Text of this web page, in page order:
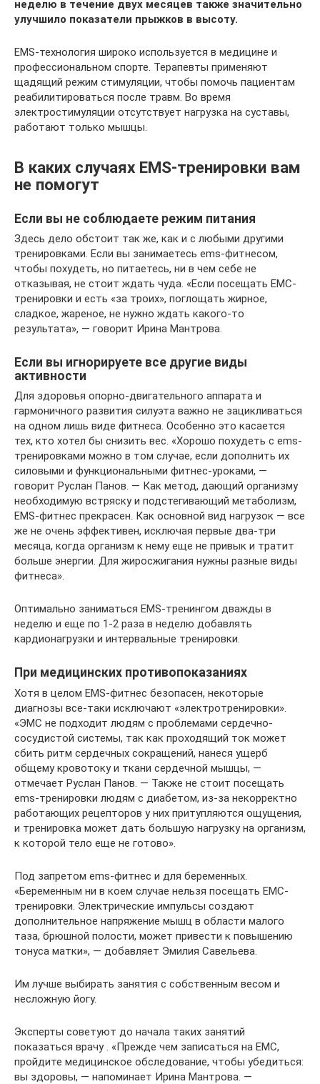
неделю в течение двух месяцев также значительно
улучшило показатели прыжков в высоту.
EMS-технология широко используется в медицине и
профессиональном спорте. Терапевты применяют
щадящий режим стимуляции, чтобы помочь пациентам
реабилитироваться после травм. Во время
электростимуляции отсутствует нагрузка на суставы,
работают только мышцы.
В каких случаях EMS-тренировки вам
не помогут
Если вы не соблюдаете режим питания
Здесь дело обстоит так же, как и с любыми другими
тренировками. Если вы занимаетесь ems-фитнесом,
чтобы похудеть, но питаетесь, ни в чем себе не
отказывая, не стоит ждать чуда. «Если посещать ЕМС-
тренировки и есть «за троих», поглощать жирное,
сладкое, жареное, не нужно ждать какого-то
результата», — говорит Ирина Мантрова.
Если вы игнорируете все другие виды
активности
Для здоровья опорно-двигательного аппарата и
гармоничного развития силуэта важно не зацикливаться
на одном лишь виде фитнеса. Особенно это касается
тех, кто хотел бы снизить вес. «Хорошо похудеть с ems-
тренировками можно в том случае, если дополнить их
силовыми и функциональными фитнес-уроками, —
говорит Руслан Панов. — Как метод, дающий организму
необходимую встряску и подстегивающий метаболизм,
EMS-фитнес прекрасен. Как основной вид нагрузок — все
же не очень эффективен, исключая первые два-три
месяца, когда организм к нему еще не привык и тратит
больше энергии. Для жиросжигания нужны разные виды
фитнеса».
Оптимально заниматься EMS-тренингом дважды в
неделю и еще по 1-2 раза в неделю добавлять
кардионагрузки и интервальные тренировки.
При медицинских противопоказаниях
Хотя в целом ЕМS-фитнес безопасен, некоторые
диагнозы все-таки исключают «электротренировки».
«ЭМС не подходит людям с проблемами сердечно-
сосудистой системы, так как проходящий ток может
сбить ритм сердечных сокращений, нанеся ущерб
общему кровотоку и ткани сердечной мышцы, —
отмечает Руслан Панов. — Также не стоит посещать
ems-тренировки людям с диабетом, из-за некорректно
работающих рецепторов у них притупляются ощущения,
и тренировка может дать большую нагрузку на организм,
к которой тело еще не готово».
Под запретом ems-фитнес и для беременных.
«Беременным ни в коем случае нельзя посещать EMС-
тренировки. Электрические импульсы создают
дополнительное напряжение мышц в области малого
таза, брюшной полости, может привести к повышению
тонуса матки», — добавляет Эмилия Савельева.
Им лучше выбирать занятия с собственным весом и
несложную йогу.
Эксперты советуют до начала таких занятий
показаться врачу . «Прежде чем записаться на ЕМС,
пройдите медицинское обследование, чтобы убедиться:
вы здоровы, — напоминает Ирина Мантрова. —